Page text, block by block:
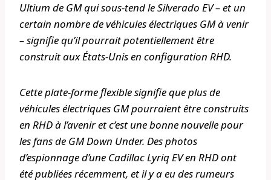
Ultium de GM qui sous-tend le Silverado EV – et un
certain nombre de véhicules électriques GM à venir
– signifie qu’il pourrait potentiellement être
construit aux États-Unis en configuration RHD.
Cette plate-forme flexible signifie que plus de
véhicules électriques GM pourraient être construits
en RHD à l’avenir et c’est une bonne nouvelle pour
les fans de GM Down Under. Des photos
d’espionnage d’une Cadillac Lyriq EV en RHD ont
été publiées récemment, et il y a eu des rumeurs